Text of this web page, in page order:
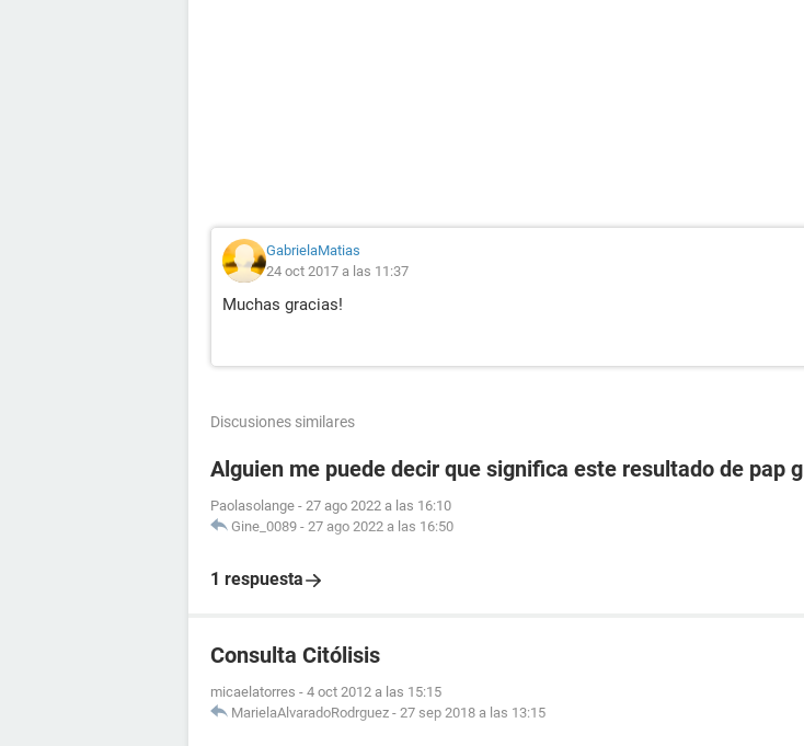
GabrielaMatias
24 oct 2017 a las 11:37
Muchas gracias!
Discusiones similares
Alguien me puede decir que significa este resultado de pap g
Paolasolange - 27 ago 2022 a las 16:10
Gine_0089 - 27 ago 2022 a las 16:50
1 respuesta
Consulta Citólisis
micaelatorres - 4 oct 2012 a las 15:15
MarielaAlvaradoRodrguez - 27 sep 2018 a las 13:15